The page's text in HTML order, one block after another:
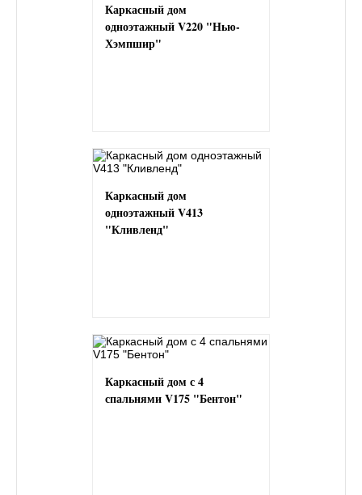
Каркасный дом
одноэтажный V220 "Нью-
Хэмпшир"
Каркасный дом
одноэтажный V413
"Кливленд"
Каркасный дом с 4
спальнями V175 "Бентон"